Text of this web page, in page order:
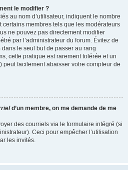
le modifier ?
au nom d’utilisateur, indiquent le nombre
membres tels que les modérateurs
ne pouvez pas directement modifier
par l’administrateur du forum. Évitez de
le seul but de passer au rang
cette pratique est rarement tolérée et un
facilement abaisser votre compteur de
d’un membre, on me demande de me
des courriels via le formulaire intégré (si
Ceci pour empêcher l’utilisation
les invités.